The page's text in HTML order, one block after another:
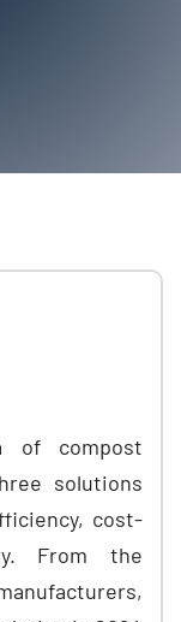
of compost
solutions
, cost-
. From the
,